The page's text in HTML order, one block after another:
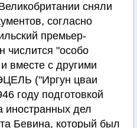
сняли
согласно
премьер-
числится "особо
вместе с другими
("Иргун цваи
году подготовкой
иностранных дел
Бевина, который был